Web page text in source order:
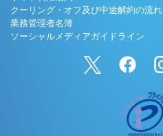
クーリング・オフ及び中途解約の流れ
業務管理者名簿
ソーシャルメディアガイドライン